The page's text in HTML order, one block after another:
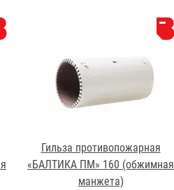
Гильза противопожарная
«БАЛТИКА ПМ» 160 (обжимная
манжета)